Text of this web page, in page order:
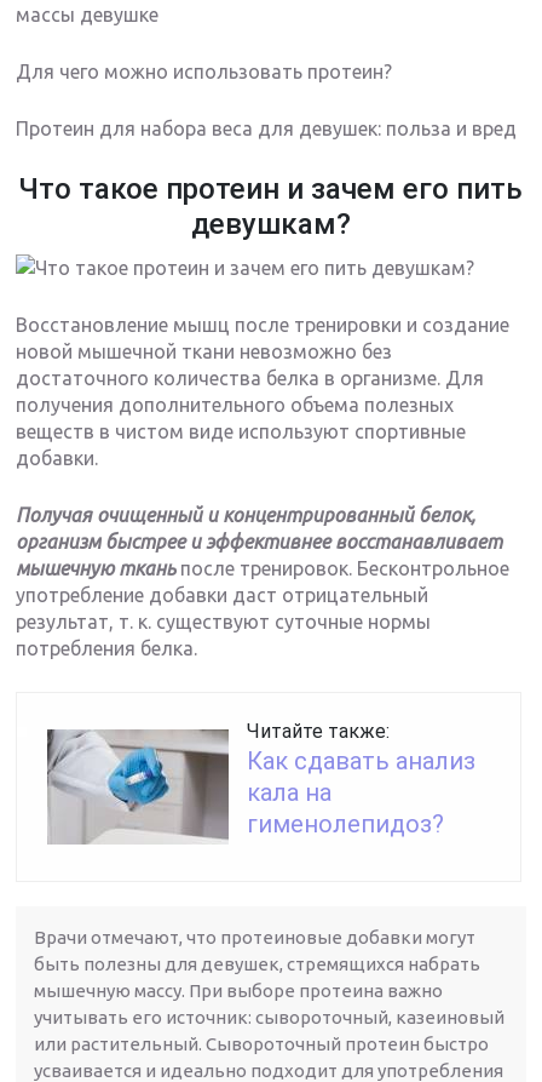
массы девушке
Для чего можно использовать протеин?
Протеин для набора веса для девушек: польза и вред
Что такое протеин и зачем его пить
девушкам?
Восстановление мышц после тренировки и создание
новой мышечной ткани невозможно без
достаточного количества белка в организме. Для
получения дополнительного объема полезных
веществ в чистом виде используют спортивные
добавки.
Получая очищенный и концентрированный белок,
организм быстрее и эффективнее восстанавливает
мышечную тканьпосле тренировок. Бесконтрольное
употребление добавки даст отрицательный
результат, т. к. существуют суточные нормы
потребления белка.
Читайте также:
Как сдавать анализ
кала на
гименолепидоз?
Врачи отмечают, что протеиновые добавки могут
быть полезны для девушек, стремящихся набрать
мышечную массу. При выборе протеина важно
учитывать его источник: сывороточный, казеиновый
или растительный. Сывороточный протеин быстро
усваивается и идеально подходит для употребления